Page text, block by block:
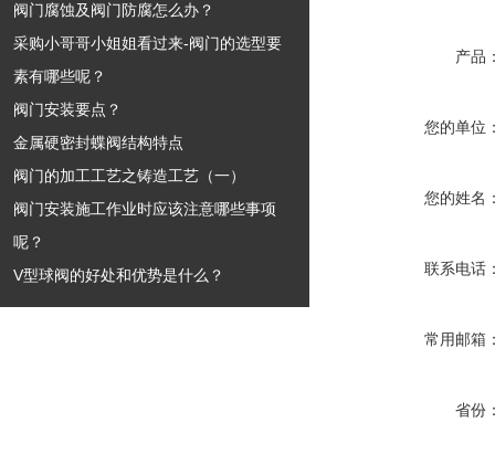
阀门腐蚀及阀门防腐怎么办？
采购小哥哥小姐姐看过来-阀门的选型要
素有哪些呢？
阀门安装要点？
金属硬密封蝶阀结构特点
阀门的加工工艺之铸造工艺（一）
阀门安装施工作业时应该注意哪些事项
呢？
V型球阀的好处和优势是什么？
产品
您的单位
您的姓名
联系电话
常用邮箱
省份